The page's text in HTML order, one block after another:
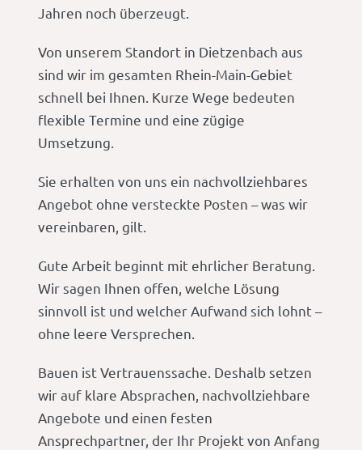
Jahren noch überzeugt.
Von unserem Standort in Dietzenbach aus
sind wir im gesamten Rhein-Main-Gebiet
schnell bei Ihnen. Kurze Wege bedeuten
flexible Termine und eine zügige
Umsetzung.
Sie erhalten von uns ein nachvollziehbares
Angebot ohne versteckte Posten – was wir
vereinbaren, gilt.
Gute Arbeit beginnt mit ehrlicher Beratung.
Wir sagen Ihnen offen, welche Lösung
sinnvoll ist und welcher Aufwand sich lohnt –
ohne leere Versprechen.
Bauen ist Vertrauenssache. Deshalb setzen
wir auf klare Absprachen, nachvollziehbare
Angebote und einen festen
Ansprechpartner, der Ihr Projekt von Anfang